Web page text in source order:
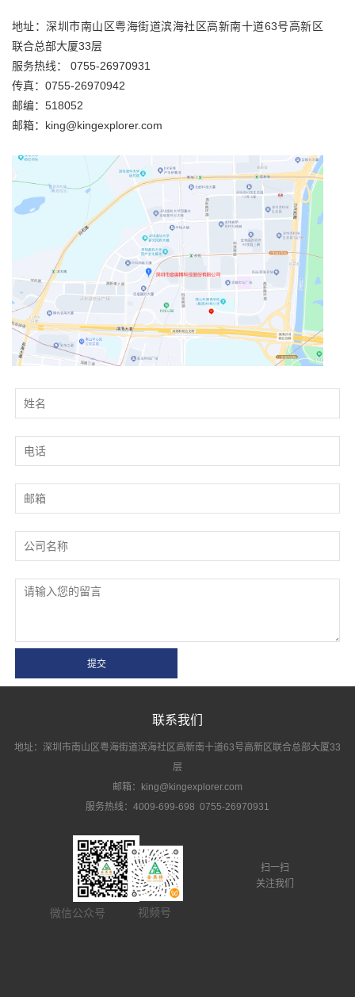
地址：深圳市南山区粤海街道滨海社区高新南十道63号高新区
联合总部大厦33层
服务热线： 0755-26970931
传真：0755-26970942
邮编：518052
邮箱：king@kingexplorer.com
联系我们
地址：深圳市南山区粤海街道滨海社区高新南十道63号高新区联合总部大厦33
层
邮箱：king@kingexplorer.com
服务热线：4009-699-698 0755-26970931
微信公众号 视频号
扫一扫
关注我们